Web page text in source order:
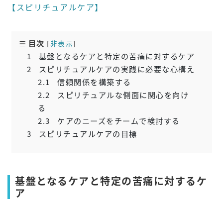
【スピリチュアルケア】
目次 [非表示]
1
基盤となるケアと特定の苦痛に対するケア
2
スピリチュアルケアの実践に必要な心構え
2.1
信頼関係を構築する
2.2
スピリチュアルな側面に関心を向け
る
2.3
ケアのニーズをチームで検討する
3
スピリチュアルケアの目標
基盤となるケアと特定の苦痛に対するケ
ア